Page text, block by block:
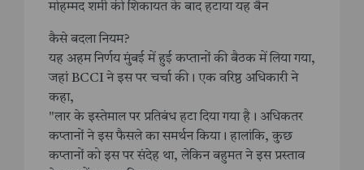
मोहम्मद शमी की शिकायत के बाद हटाया यह बैन
कैसे बदला नियम?
यह अहम निर्णय मुंबई में हुई कप्तानों की बैठक में लिया गया,
जहां BCCI ने इस पर चर्चा की। एक वरिष्ठ अधिकारी ने
कहा,
"लार के इस्तेमाल पर प्रतिबंध हटा दिया गया है। अधिकतर
कप्तानों ने इस फैसले का समर्थन किया। हालांकि, कुछ
कप्तानों को इस पर संदेह था, लेकिन बहुमत ने इस प्रस्ताव